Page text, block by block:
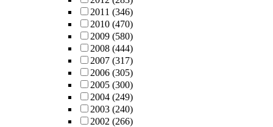
2011 (346)
2010 (470)
2009 (580)
2008 (444)
2007 (317)
2006 (305)
2005 (300)
2004 (249)
2003 (240)
2002 (266)